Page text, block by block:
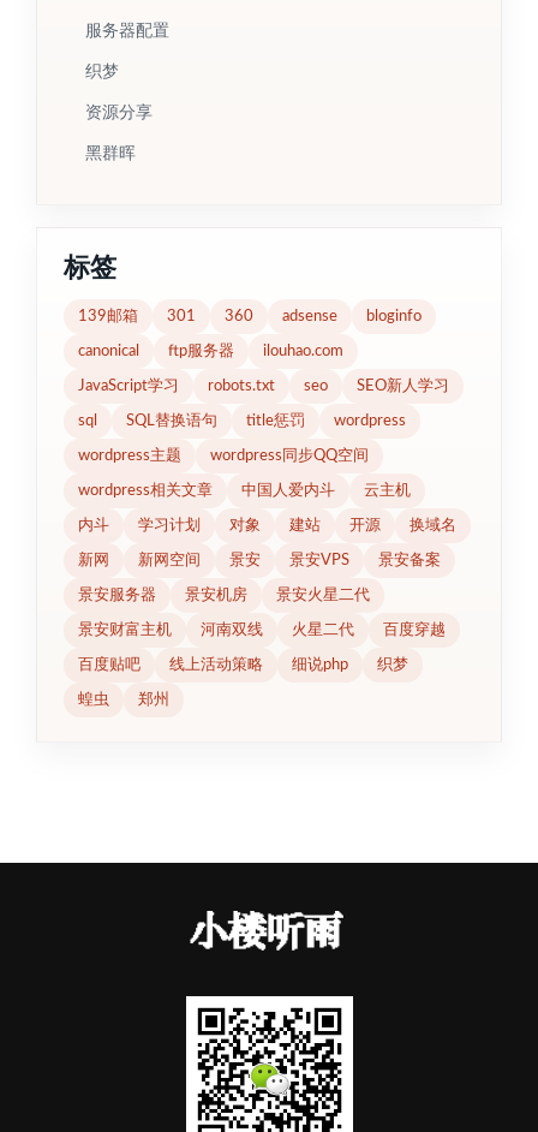
服务器配置
织梦
资源分享
黑群晖
标签
139邮箱 301 360 adsense bloginfo
canonical ftp服务器 ilouhao.com
JavaScript学习 robots.txt seo SEO新人学习
sql SQL替换语句 title惩罚 wordpress
wordpress主题 wordpress同步QQ空间
wordpress相关文章 中国人爱内斗 云主机
内斗 学习计划 对象 建站 开源 换域名
新网 新网空间 景安 景安VPS 景安备案
景安服务器 景安机房 景安火星二代
景安财富主机 河南双线 火星二代 百度穿越
百度贴吧 线上活动策略 细说php 织梦
蝗虫 郑州